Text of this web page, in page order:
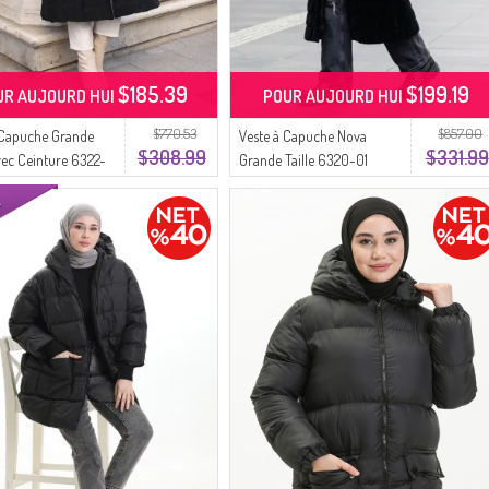
$770.53
$308.99
Grande
Ceinture 6322-
AUJOURD HUI $185.39
$857.00
$331.99
Veste à Capuche Nova
Grande Taille 6320-01
Noire
POUR AUJOURD HUI$199.19